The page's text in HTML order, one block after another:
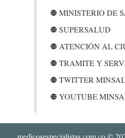
MINISTERIO DE
SUPERSALUD
ATENCIÓN AL
TRAMITE Y
TWITTER
YOUTUBE